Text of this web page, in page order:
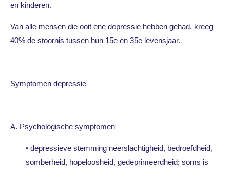
en kinderen.
Van alle mensen die ooit ene depressie hebben gehad, kreeg
40% de stoornis tussen hun 15e en 35e levensjaar.
Symptomen depressie
A. Psychologische symptomen
• depressieve stemming neerslachtigheid, bedroefdheid,
somberheid, hopeloosheid, gedeprimeerdheid; soms is